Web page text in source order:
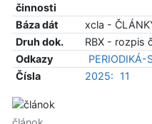
činnosti
Báza dát
xcla -
Druh dok.
RBX - rozpis
Odkazy
Čísla
2025: 11